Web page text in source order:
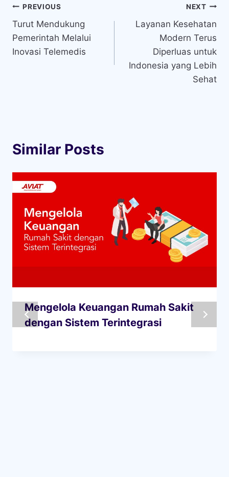
Navigasi
pos
PREVIOUS
Turut Mendukung
Pemerintah Melalui
Inovasi Telemedis
NEXT
Layanan Kesehatan
Modern Terus
Diperluas untuk
Indonesia yang Lebih
Sehat
Similar Posts
Mengelola Keuangan Rumah Sakit
dengan Sistem Terintegrasi